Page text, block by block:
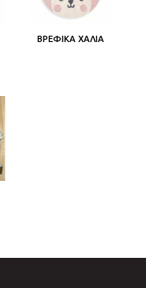
ΒΡΕΦΙΚΑ ΧΑΛΙΑ